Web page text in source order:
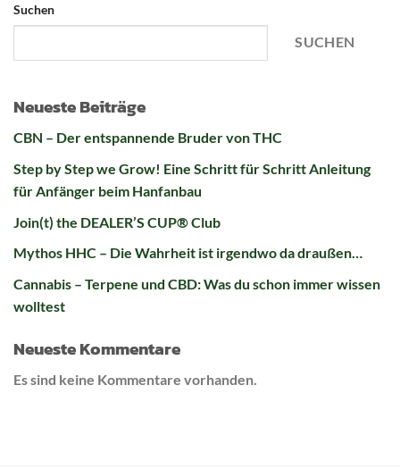
Suchen
SUCHEN
Neueste Beiträge
CBN – Der entspannende Bruder von THC
Step by Step we Grow! Eine Schritt für Schritt Anleitung
für Anfänger beim Hanfanbau
Join(t) the DEALER’S CUP® Club
Mythos HHC – Die Wahrheit ist irgendwo da draußen…
Cannabis – Terpene und CBD: Was du schon immer wissen
wolltest
Neueste Kommentare
Es sind keine Kommentare vorhanden.